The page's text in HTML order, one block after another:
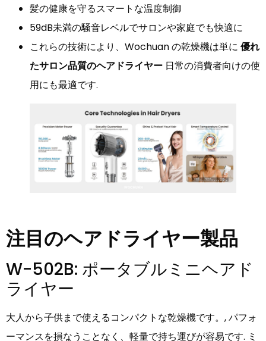
髪の健康を守るスマートな温度制御
59dB未満の騒音レベルでサロンや家庭でも快適に
これらの技術により、Wochuan の乾燥機は単に 優れ
たサロン品質のヘアドライヤー 日常の消費者向けの使
用にも最適です.
注目のヘアドライヤー製品
W-502B: ポータブルミニヘアド
ライヤー
大人から子供まで使えるコンパクトな乾燥機です。, パフォ
ーマンスを損なうことなく、軽量で持ち運びが容易です. ミ